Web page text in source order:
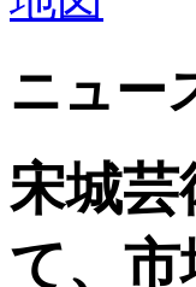
ニュー
宋城
て、